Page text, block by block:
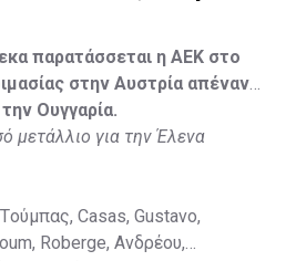
Kovasic, Jovicic, Szeles,
Mesanovic.
παρατάσσεται η ΑΕΚ στο
στην Αυστρία απέναντι
Ουγγαρία.
μετάλλιο για την Έλενα
Casas, Gustavo,
Roberge, Aνδρέου,